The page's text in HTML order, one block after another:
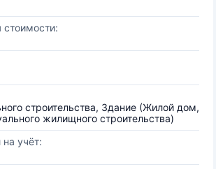
стоимости:
строительства, Здание (Жилой дом,
жилищного строительства)
на учёт: